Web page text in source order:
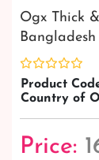
Ogx Thick
Product
Country of
Price: